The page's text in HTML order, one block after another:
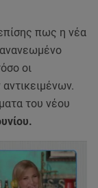
πως η νέα
οι
του νέου